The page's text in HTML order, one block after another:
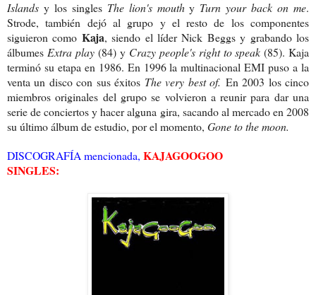
Islands y los singles The lion's mouthy Turn your back on me.
Strode, también dejó al grupo y el resto de los componentes
siguieron como Kaja, siendo el líder Nick Beggs y grabando los
álbumes Extra play(84) y Crazy people's right to speak(85). Kaja
terminó su etapa en 1986. En 1996 la multinacional EMI puso a la
venta un disco con sus éxitos The very best of. En 2003 los cinco
miembros originales del grupo se volvieron a reunir para dar una
serie de conciertos y hacer alguna gira, sacando al mercado en 2008
su último álbum de estudio, por el momento, Gone to the moon.
DISCOGRAFÍA mencionada, KAJAGOOGOO
SINGLES: